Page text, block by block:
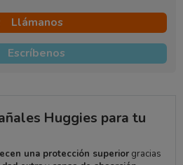
Llámanos
Escríbenos
Huggies para tu
una protección superiorgracias